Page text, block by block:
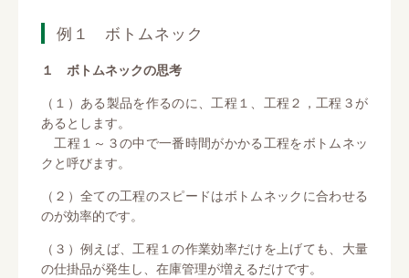
例１ ボトムネック
１ ボトムネックの思考
（１）ある製品を作るのに、工程１、工程２，工程３が
あるとします。
工程１～３の中で一番時間がかかる工程をボトムネッ
クと呼びます。
（２）全ての工程のスピードはボトムネックに合わせる
のが効率的です。
（３）例えば、工程１の作業効率だけを上げても、大量
の仕掛品が発生し、在庫管理が増えるだけです。